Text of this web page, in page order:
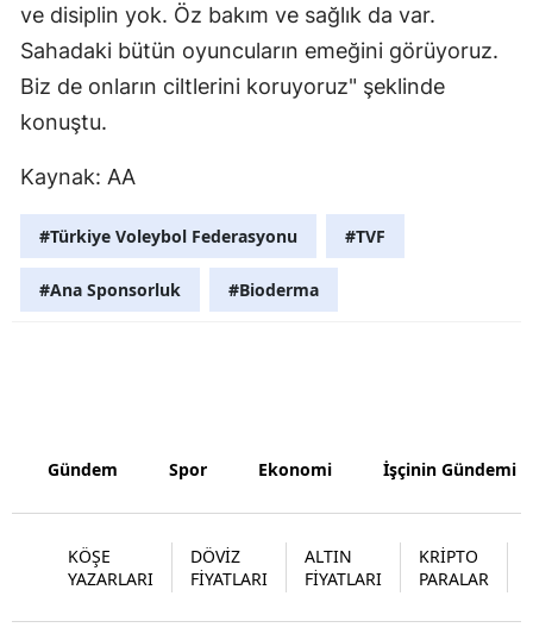
ve disiplin yok. Öz bakım ve sağlık da var.
Sahadaki bütün oyuncuların emeğini görüyoruz.
Biz de onların ciltlerini koruyoruz" şeklinde
konuştu.
Kaynak: AA
#Türkiye Voleybol Federasyonu #TVF
#Ana Sponsorluk #Bioderma
Gündem Spor Ekonomi İşçinin Gündemi
KÖŞE
YAZARLARI
DÖVİZ
FİYATLARI
ALTIN
FİYATLARI
KRİPTO
PARALAR